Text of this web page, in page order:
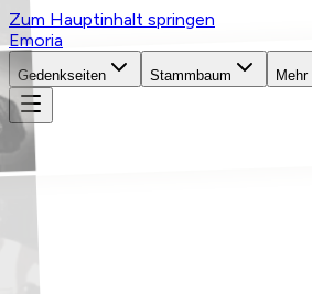
Zum Hauptinhalt springen
Emoria
Gedenkseiten Stammbaum Mehr